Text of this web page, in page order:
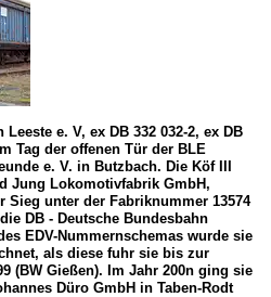
e. V, ex DB 332 032-2, ex DB
Tag der offenen Tür der BLE
e. V. in Butzbach. Die Köf III
Jung Lokomotivfabrik GmbH,
Sieg unter der Fabriknummer 13574
DB - Deutsche Bundesbahn
EDV-Nummernschemas wurde sie
als diese fuhr sie bis zur
(BW Gießen). Im Jahr 200n ging sie
Düro GmbH in Taben-Rodt